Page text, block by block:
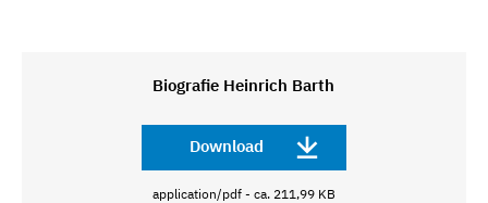
Biografie Heinrich Barth
Download
application/pdf - ca. 211,99 KB